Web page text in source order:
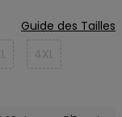
Guide des Tailles
4XL